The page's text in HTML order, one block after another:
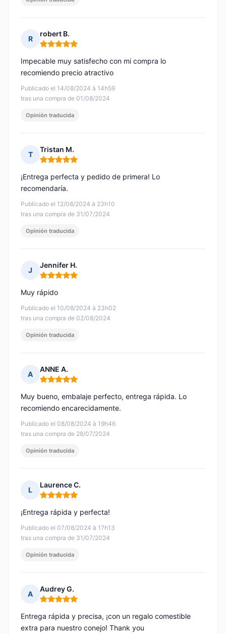
R
robert B.
Nota: 5 de 5
Publicado el 14/08/2024 à 14h59
tras una compra de 01/08/2024
Impecable muy satisfecho con mi compra lo
recomiendo precio atractivo
Opinión traducida
T
Tristan M.
Nota: 5 de 5
Publicado el 12/08/2024 à 23h10
tras una compra de 31/07/2024
¡Entrega perfecta y pedido de primera! Lo
recomendaría.
Opinión traducida
J
Jennifer H.
Nota: 5 de 5
Publicado el 10/08/2024 à 23h02
tras una compra de 02/08/2024
Muy rápido
Opinión traducida
A
ANNE A.
Nota: 5 de 5
Publicado el 08/08/2024 à 19h46
tras una compra de 28/07/2024
Muy bueno, embalaje perfecto, entrega rápida. Lo
recomiendo encarecidamente.
Opinión traducida
L
Laurence C.
Nota: 5 de 5
Publicado el 07/08/2024 à 17h13
tras una compra de 31/07/2024
¡Entrega rápida y perfecta!
Opinión traducida
A
Audrey G.
Nota: 5 de 5
Entrega rápida y precisa, ¡con un regalo comestible
extra para nuestro conejo! Thank you